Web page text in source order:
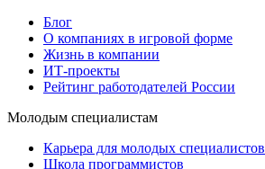
Блог
О компаниях в игровой форме
Жизнь в компании
ИТ-проекты
Рейтинг работодателей России
Молодым специалистам
Карьера для молодых специалистов
Школа программистов